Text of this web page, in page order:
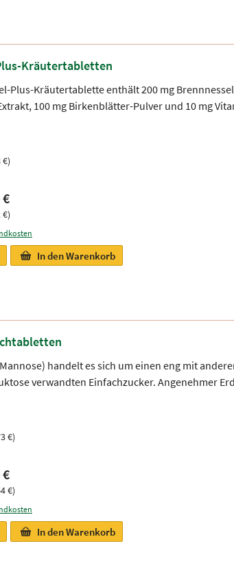
Kräutertabletten
Plus-Kräutertablette enthält 200 mg
100 mg Birkenblätter-Pulver und 10 mg
€)
€)
In den Warenkorb
handelt es sich um einen eng mit
verwandten Einfachzucker. Angenehmer
€)
€)
In den Warenkorb